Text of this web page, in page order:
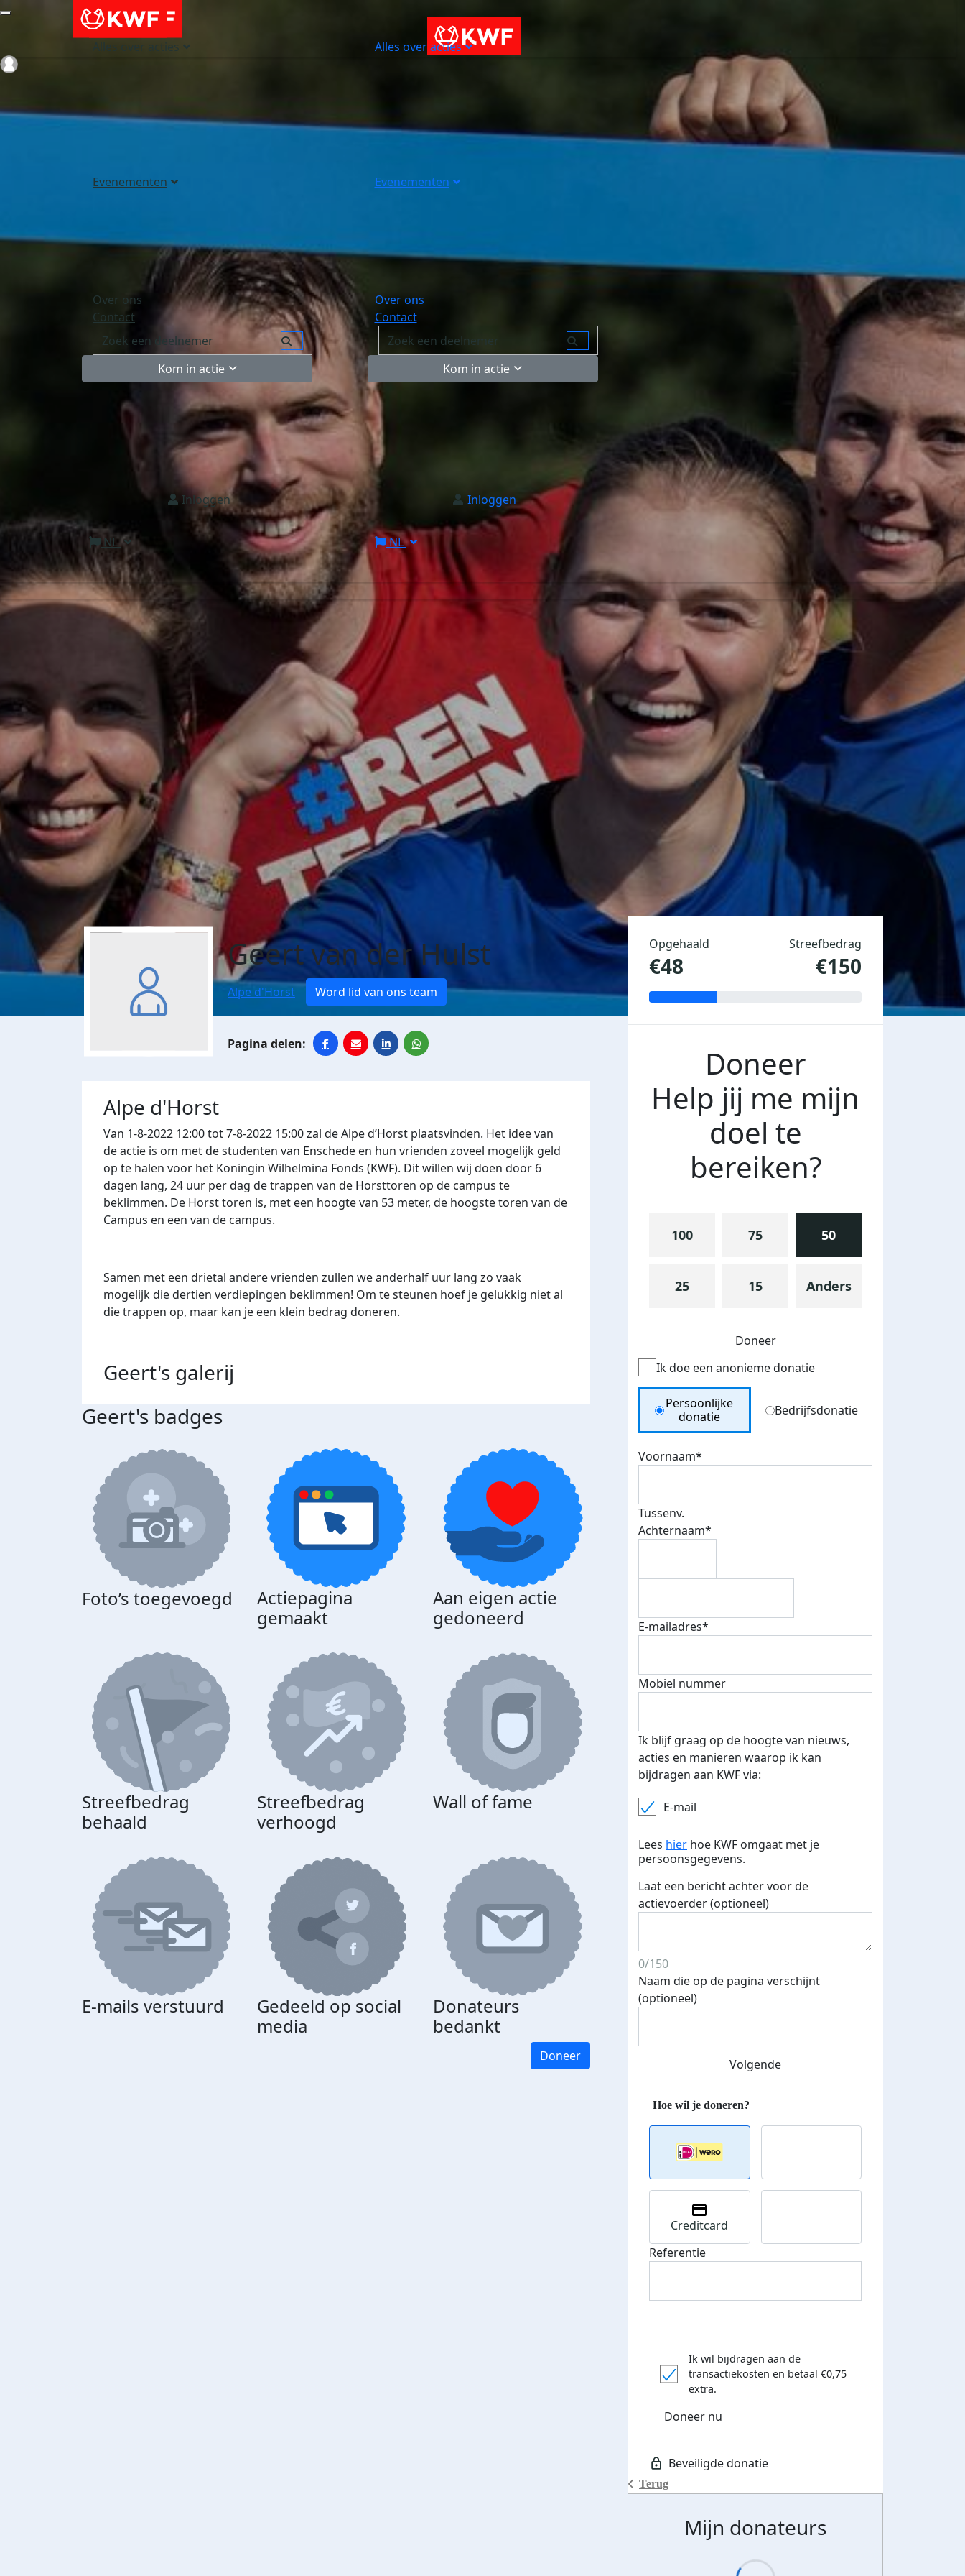
Alles over acties
Evenementen
Over ons
Contact
Kom in actie
Inloggen
NL
Alles over acties
Evenementen
Over ons
Contact
Kom in actie
Inloggen
NL
Geert van der Hulst
Alpe d'Horst Word lid van ons team
Alpe d'Horst
Van 1-8-2022 12:00 tot 7-8-2022 15:00 zal de Alpe d’Horst plaatsvinden. Het idee van
de actie is om met de studenten van Enschede en hun vrienden zoveel mogelijk geld
op te halen voor het Koningin Wilhelmina Fonds (KWF). Dit willen wij doen door 6
dagen lang, 24 uur per dag de trappen van de Horsttoren op de campus te
beklimmen. De Horst toren is, met een hoogte van 53 meter, de hoogste toren van de
Campus en een van de campus.
Samen met een drietal andere vrienden zullen we anderhalf uur lang zo vaak
mogelijk die dertien verdiepingen beklimmen! Om te steunen hoef je gelukkig niet al
die trappen op, maar kan je een klein bedrag doneren.
Geert's galerij
Geert's badges
Foto’s toegevoegd
Actiepagina
gemaakt
Aan eigen actie
gedoneerd
Streefbedrag
behaald
Streefbedrag
verhoogd
Wall of fame
E-mails verstuurd
Gedeeld op social
media
Donateurs
bedankt
Doneer
Opgehaald
€48
Streefbedrag
€150
Doneer
Help jij me mijn
doel te
bereiken?
100 75 50
25 15 Anders
Doneer
Ik doe een anonieme donatie
Donation Type
Persoonlijke
donatie
Bedrijfsdonatie
Voornaam*
Tussenv.
Achternaam*
E-mailadres*
Mobiel nummer
Ik blijf graag op de hoogte van nieuws,
acties en manieren waarop ik kan
bijdragen aan KWF via:
E-mail
Lees hier hoe KWF omgaat met je
persoonsgegevens.
Laat een bericht achter voor de
actievoerder (optioneel)
0/150
Naam die op de pagina verschijnt
(optioneel)
Volgende
Terug
Creditcard
Referentie
Ik wil bijdragen aan de
transactiekosten en betaal €0,75
extra.
Doneer nu
Mijn donateurs